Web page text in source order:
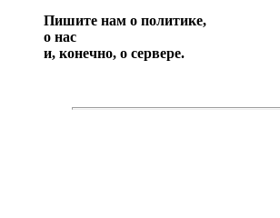
Пишите нам о политике,
о нас
и, конечно, о сервере.